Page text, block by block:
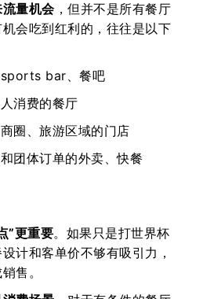
量机会，但并不是所有餐厅
会吃到红利的，往往是以下
sports bar、餐吧
消费的餐厅
圈、旅游区域的门店
团体订单的外卖、快餐
”更重要。如果只是打世界杯
计和客单价不够有吸引力，
售。